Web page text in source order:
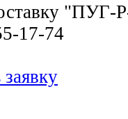
"ПУГ-
17-74